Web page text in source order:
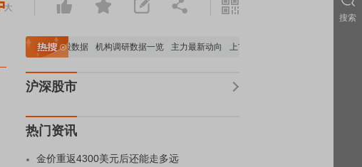
重要机构持股数据 机构调研数据一览 主力最新动向 上市公司限售股解禁一览
沪深股市
热门资讯
金价重返4300美元后还能走多远
搜索